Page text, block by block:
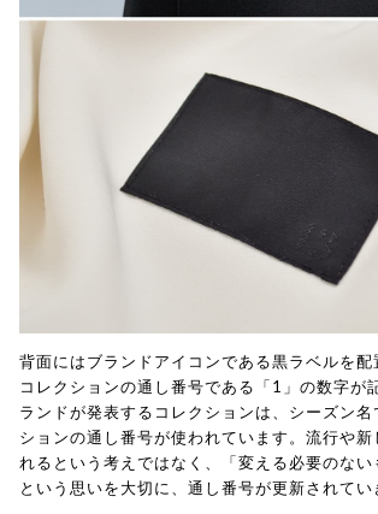
背面にはブランドアイコンである黒ラベルを配
コレクションの通し番号である「1」の数字が
ランドが発表するコレクションは、シーズン名
ションの通し番号が使われています。流行や新
れるという考えではなく、「変える必要のない
という思いを大切に、通し番号が更新されてい